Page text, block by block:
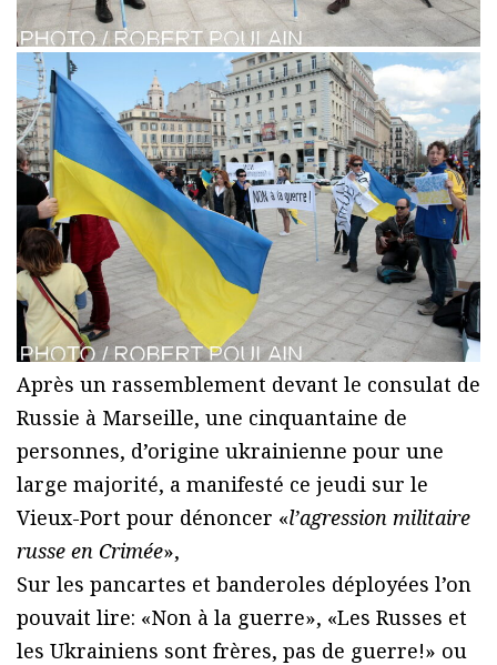
Après un rassemblement devant le consulat de
Russie à Marseille, une cinquantaine de
personnes, d’origine ukrainienne pour une
large majorité, a manifesté ce jeudi sur le
Vieux-Port pour dénoncer «l’agression militaire
russe en Crimée»,
Sur les pancartes et banderoles déployées l’on
pouvait lire: «Non à la guerre», «Les Russes et
les Ukrainiens sont frères, pas de guerre!» ou